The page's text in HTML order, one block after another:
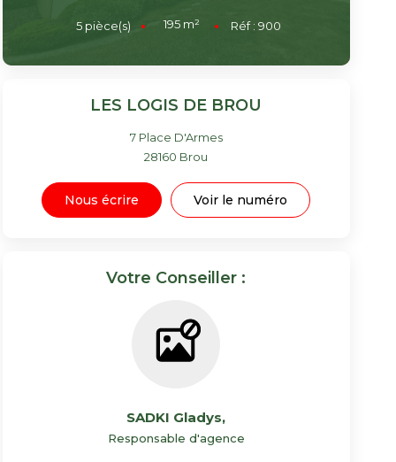
5 pièce(s) 195 m² Réf :900
LES LOGIS DE BROU
7 Place D'Armes
28160 Brou
Nous écrire Voir le numéro
Votre Conseiller :
SADKI Gladys,
Responsable d'agence